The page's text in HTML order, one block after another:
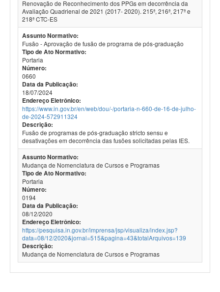
Renovação de Reconhecimento dos PPGs em decorrência da
Avaliação Quadrienal de 2021 (2017- 2020). 215ª, 216ª, 217ª e
218ª CTC-ES
Assunto Normativo:
Fusão - Aprovação de fusão de programa de pós-graduação
Tipo de Ato Normativo:
Portaria
Número:
0660
Data da Publicação:
18/07/2024
Endereço Eletrônico:
https://www.in.gov.br/en/web/dou/-/portaria-n-660-de-16-de-julho-
de-2024-572911324
Descrição:
Fusão de programas de pós-graduação stricto sensu e
desativações em decorrência das fusões solicitadas pelas IES.
Assunto Normativo:
Mudança de Nomenclatura de Cursos e Programas
Tipo de Ato Normativo:
Portaria
Número:
0194
Data da Publicação:
08/12/2020
Endereço Eletrônico:
https://pesquisa.in.gov.br/imprensa/jsp/visualiza/index.jsp?
data=08/12/2020&jornal=515&pagina=43&totalArquivos=139
Descrição:
Mudança de Nomenclatura de Cursos e Programas